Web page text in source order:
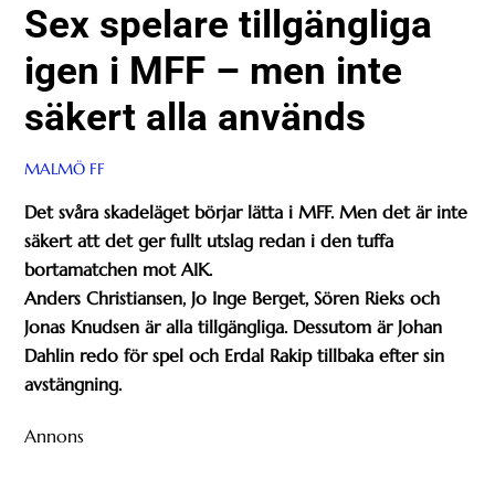
Sex spelare tillgängliga
igen i MFF – men inte
säkert alla används
MALMÖ FF
Det svåra skadeläget börjar lätta i MFF. Men det är inte
säkert att det ger fullt utslag redan i den tuffa
bortamatchen mot AIK.
Anders Christiansen, Jo Inge Berget, Sören Rieks och
Jonas Knudsen är alla tillgängliga. Dessutom är Johan
Dahlin redo för spel och Erdal Rakip tillbaka efter sin
avstängning.
Annons